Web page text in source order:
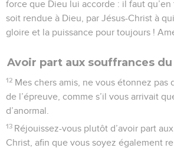
force que Dieu lui accorde : il faut
soit rendue à Dieu, par Jésus-Christ à
gloire et la puissance pour toujours !
Avoir part aux souffrances
12 Mes chers amis, ne vous étonnez pas
de l’épreuve, comme s’il vous arrivait
d’anormal.
13 Réjouissez-vous plutôt d’avoir part
Christ, afin que vous soyez également